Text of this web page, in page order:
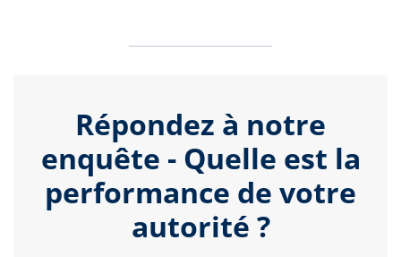
Répondez à notre
enquête - Quelle est la
performance de votre
autorité ?